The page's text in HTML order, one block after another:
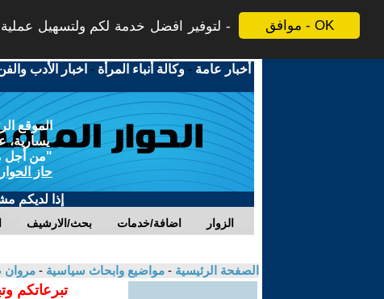
موافق - OK
لتوفير افضل خدمة لكم ولتسهيل
أخبار عامة -وكالة أنباء المرأة - اخبار الأدب
الموقع
يسارية،
"من أجل
حاز
إذا لديكم
بحث/الارشيف اضافة/خدمات الزوار
الصفحة الرئيسية - مواضيع وابحاث سياسية - مروان
تبرعاتكم